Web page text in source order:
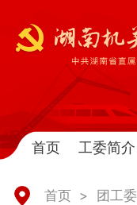
首页 工委简介
首页 > 团工委